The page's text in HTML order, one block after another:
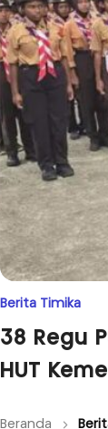
Berita Timika
38 Regu
HUT
Beranda